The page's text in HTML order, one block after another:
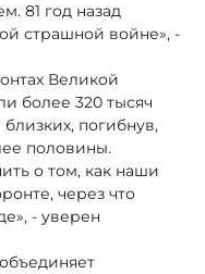
81 год назад
страшной войне», -
Великой
более 320 тысяч
погибнув,
половины.
о том, как наши
через что
- уверен